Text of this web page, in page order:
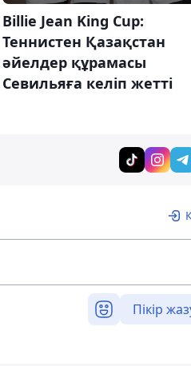
Billie Jean King Cup:
Теннистен Қазақстан
әйелдер құрамасы
Севильяға келіп жетті
Пікір